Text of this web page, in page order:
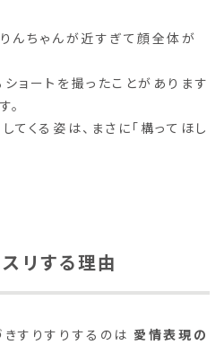
んちゃんが近すぎて顔全体が
ョートを撮ったことがあります
。
てくる姿は、まさに「構ってほし
リする理由
すりすりするのは 愛情表現の